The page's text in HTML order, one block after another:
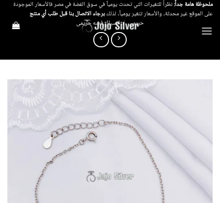
تخطي
للمحتوى
ملحوظة هامة جداً:نظراً للتغيرات التي تحدث يومياً في سوق الفضة في مصر فالأسعار الموجودة
على الموقع غير محدثة، والأسعار تتغير يومياً، لذلكبرجاء الاتصال بنا قبل طلب أي منتج
حريمي / انسيال فضه حريمى